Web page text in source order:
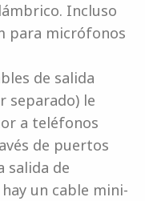
Incluso
para micrófonos
de salida
separado) le
a teléfonos
de puertos
salida de
un cable mini-